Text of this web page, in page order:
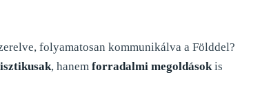
folyamatosan kommunikálva a Földdel?
, hanem forradalmi megoldásokis